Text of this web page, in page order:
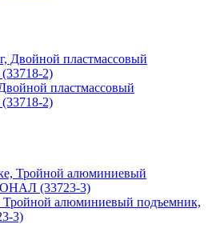
пластмассовый
2)
Тройной алюминиевый подъемник,
3)